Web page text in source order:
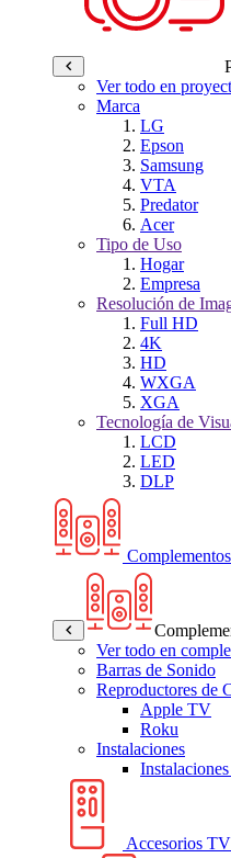
Ver todo en
Marca
LG
Epson
Samsung
VTA
Predator
Acer
Tipo de Uso
Hogar
Empresa
Resolución de
Full HD
4K
HD
WXGA
XGA
Tecnología de
LCD
LED
DLP
Ver todo en
Barras de Sonido
Reproductores de
Apple TV
Roku
Instalaciones
Accesorios TV